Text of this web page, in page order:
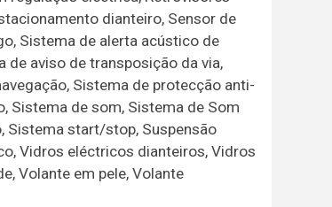
dianteiro, Sensor de
Sistema de alerta acústico de
de aviso de transposição da via,
Sistema de protecção anti-
Sistema de som, Sistema de Som
Sistema start/stop, Suspensão
Vidros eléctricos dianteiros, Vidros
Volante em pele, Volante